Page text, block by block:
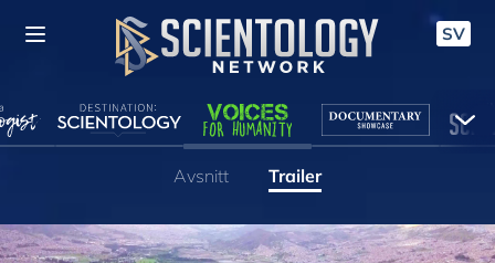
SV
Avsnitt Trailer